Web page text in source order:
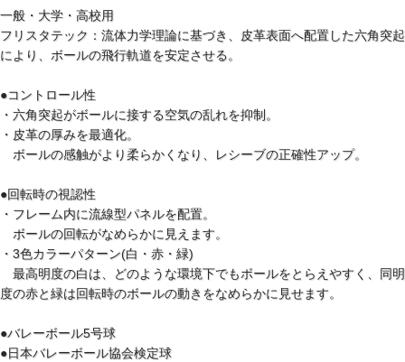
一般・大学・高校用
フリスタテック：流体力学理論に基づき、皮革表面へ配置した六角突起
により、ボールの飛行軌道を安定させる。
●コントロール性
・六角突起がボールに接する空気の乱れを抑制。
・皮革の厚みを最適化。
ボールの感触がより柔らかくなり、レシーブの正確性アップ。
●回転時の視認性
・フレーム内に流線型パネルを配置。
ボールの回転がなめらかに見えます。
・3色カラーパターン(白・赤・緑)
最高明度の白は、どのような環境下でもボールをとらえやすく、同明
度の赤と緑は回転時のボールの動きをなめらかに見せます。
●バレーボール5号球
●日本バレーボール協会検定球